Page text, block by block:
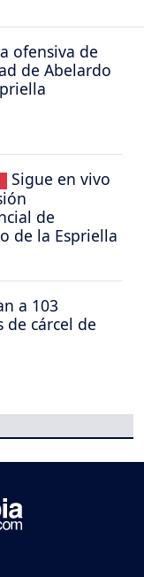
ofensiva de
de Abelardo
Sigue en vivo
de
de la Espriella
a 103
de cárcel de